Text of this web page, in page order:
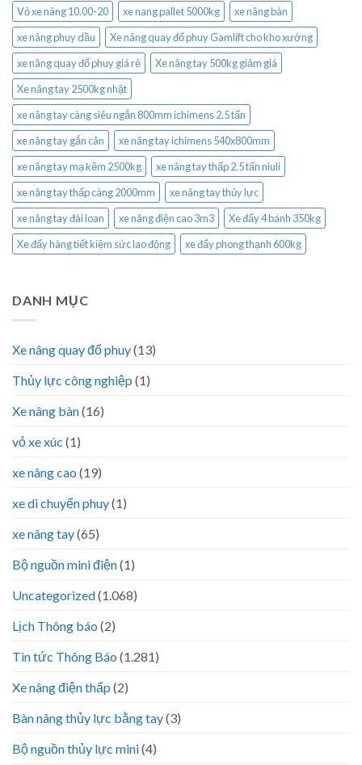
Vỏ xe nâng 10.00-20
xe nang pallet 5000kg
xe nâng bàn
xe nâng phuy dầu
Xe nâng quay đổ phuy Gamlift cho kho xưởng
xe nâng quay đổ phuy giá rẻ
Xe nâng tay 500kg giảm giá
Xe nâng tay 2500kg nhật
xe nâng tay càng siêu ngắn 800mm ichimens 2.5 tấn
xe nâng tay gắn cân
xe nâng tay ichimens 540x800mm
xe nâng tay mạ kẽm 2500kg
xe nâng tay thấp 2.5 tấn niuli
xe nâng tay thấp càng 2000mm
xe nâng tay thủy lực
xe nâng tay đài loan
xe nâng điện cao 3m3
Xe đẩy 4 bánh 350kg
Xe đẩy hàng tiết kiệm sức lao động
xe đẩy phong thạnh 600kg
DANH MỤC
Xe nâng quay đổ phuy(13)
Thủy lực công nghiệp (1)
Xe nâng bàn(16)
vỏ xe xúc (1)
xe nâng cao (19)
xe di chuyển phuy(1)
xe nâng tay(65)
Bộ nguồn mini điện(1)
Uncategorized(1.068)
Lịch Thông báo (2)
Tin tức Thông Báo (1.281)
Xe nâng điện thấp (2)
Bàn nâng thủy lực bằng tay(3)
Bộ nguồn thủy lực mini(4)